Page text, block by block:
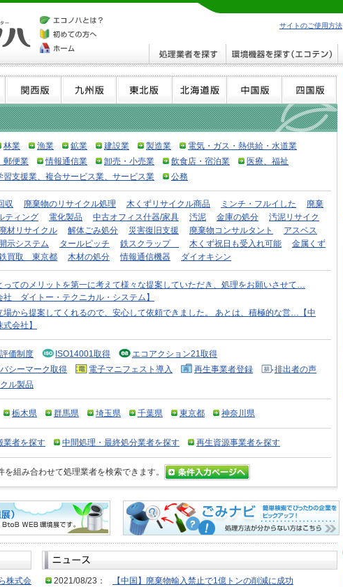
サイトのご使用方法
林業 漁業 鉱業 建設業 製造業
電気・ガス・熱供給・水道業
郵便業
情報通信業 卸売・小売業 飲食店・宿泊業
医療、福祉
習支援業、複合サービス業、サービス業
公務
収 廃棄物のリサイクル処理 木くずリサイクル商品 ミンチ・フルイした
廃棄
ティング
電化製品 中古オフィス什器/家具 汚泥 金庫の処分
汚泥リサイク
材リサイクル 解体ごみ処分 災害復旧支援 廃棄物コンサルタント
アスベス
示システム タールピッチ 鉄スクラップ 木くず祝日も受入れ可能
金属くず
買取 東京都 木材の処分 情報通信機器 ダイオキシン
ってのメリットを第一に考えて様々な提案していただき、処理をお願いさせて…
社 ダイトー・テクニカル・システム】
場から提案してくれるので、安心して依頼できました。 あとは、積極的な営…【中
会社】
価制度 ISO14001取得
エコアクション21取得
シーマーク取得
電子マニフェスト導入 再生事業者登録
排出者の声
ル製品
栃木県 群馬県 埼玉県 千葉県 東京都 神奈川県
業者を探す 中間処理・最終処分業者を探す 再生資源事業者を探す
を組み合わせて処理業者を検索できます。
株式会
2021/08/23：
【中国】廃棄物輸入禁止で1億トンの削減に成功